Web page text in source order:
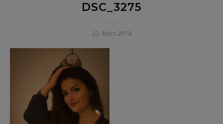
DSC_3275
22. März 2018